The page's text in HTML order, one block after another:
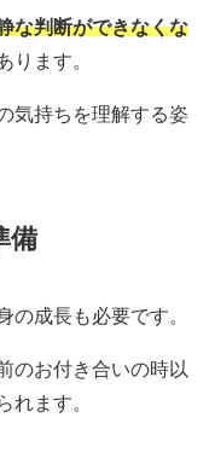
な判断ができなくな
ります。
気持ちを理解する姿
備
の成長も必要です。
のお付き合いの時以
れます。